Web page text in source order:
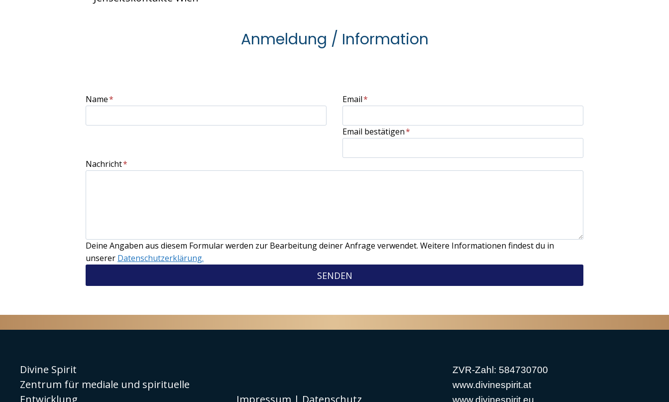
Anmeldung / Information
Name* Email*
Email bestätigen*
Nachricht*
Deine Angaben aus diesem Formular werden zur Bearbeitung deiner Anfrage verwendet. Weitere Informationen findest du in
unserer Datenschutzerklärung.
SENDEN
Divine Spirit
Zentrum für mediale und spirituelle
Entwicklung
Impressum | Datenschutz
ZVR-Zahl: 584730700
www.divinespirit.at
www.divinespirit.eu